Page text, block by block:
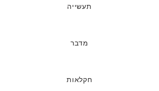
תעשייה
מדבר
חקלאות